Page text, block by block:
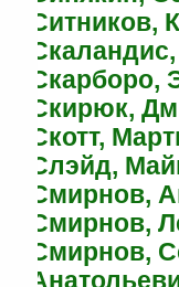
Ситников,
Скарборо,
Скирюк,
Скотт,
Слэйд,
Смирнов,
Смирнов,
Смирнов,